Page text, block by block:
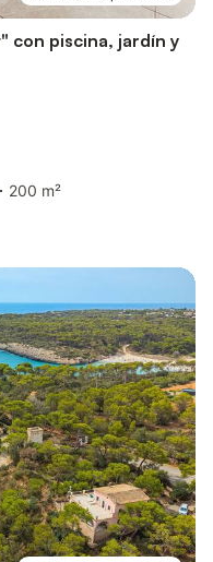
con piscina, jardín y
200 m²